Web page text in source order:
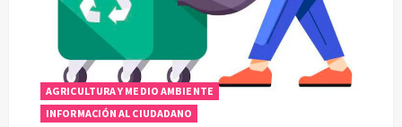
AGRICULTURA Y MEDIO AMBIENTE
INFORMACIÓN AL CIUDADANO